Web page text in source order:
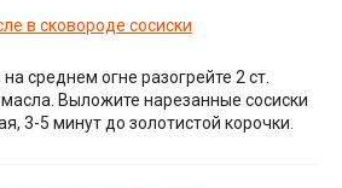
среднем огне разогрейте 2 ст.
Выложите нарезанные сосиски
3-5 минут до золотистой корочки.